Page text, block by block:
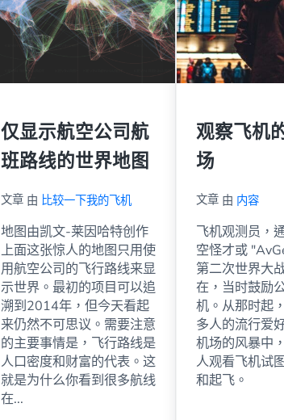
仅显示航空公司航
班路线的世界地图
文章 由 比较一下我的飞机
地图由凯文-莱因哈特创作
上面这张惊人的地图只用使
用航空公司的飞行路线来显
示世界。最初的项目可以追
溯到2014年，但今天看起
来仍然不可思议。需要注意
的主要事情是，飞行路线是
人口密度和财富的代表。这
就是为什么你看到很多航线
在...
观察飞机
场
文章 由 内容
飞机观测员，
空怪才或
第二次世界大
在，当时鼓励
机。从那时起
多人的流行爱
机场的风暴中
人观看飞机试
和起飞。